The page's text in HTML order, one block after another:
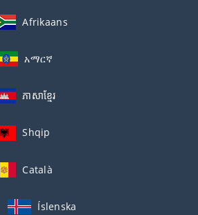
Afrikaans
አማርኛ
ភាសាខ្មែរ
Shqip
Català
Íslenska